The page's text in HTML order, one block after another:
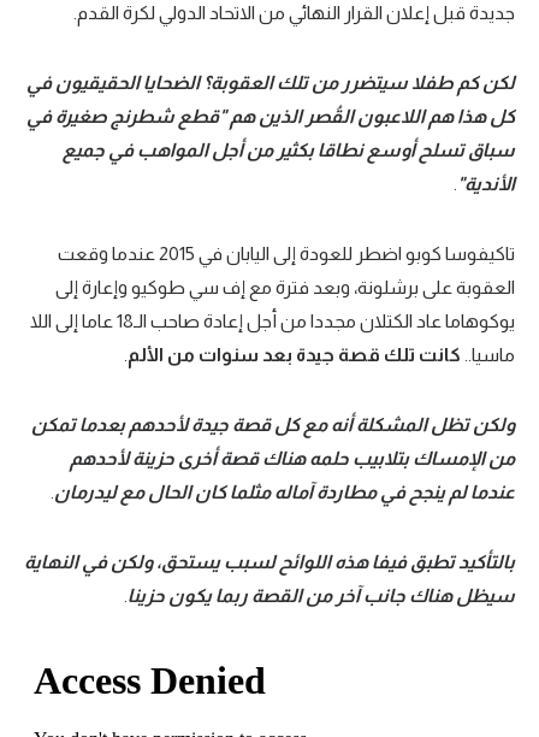
جديدة قبل إعلان القرار النهائي من الاتحاد الدولي لكرة القدم.
لكن كم طفلا سيتضرر من تلك العقوبة؟الضحايا الحقيقيون في
كل هذا هم اللاعبون القُصر الذين هم "قطع شطرنج صغيرة في
سباق تسلح أوسع نطاقا بكثير من أجل المواهب في جميع
الأندية"
تاكيفوسا كوبو اضطر للعودة إلى اليابان في 2015 عندما وقعت
العقوبة على برشلونة، وبعد فترة مع إف سي طوكيو وإعارة إلى
يوكوهاما عاد الكتلان مجددا من أجل إعادة صاحب الـ18 عاما إلى اللا
ماسيا.. كانت تلك قصة جيدة بعد سنوات من الألم
ولكن تظل المشكلة أنه مع كل قصة جيدة لأحدهم بعدما تمكن
من الإمساك بتلابيب حلمه هناك قصة أخرى حزينة لأحدهم
عندما لم ينجح في مطاردة آماله مثلما كان الحال مع ليدرمان
بالتأكيد تطبق فيفا هذه اللوائح لسبب يستحق، ولكن في النهاية
سيظل هناك جانب آخر من القصة ربما يكون حزينا